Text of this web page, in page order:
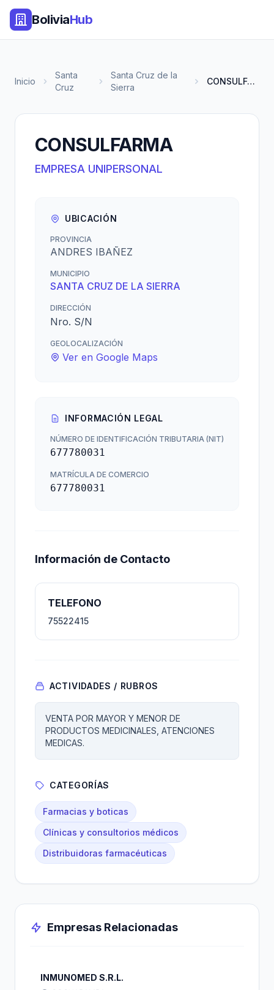
BoliviaHub
Inicio
Santa
Cruz
Santa Cruz de la
Sierra
CONSULFARMA
CONSULFARMA
EMPRESA UNIPERSONAL
UBICACIÓN
PROVINCIA
ANDRES IBAÑEZ
MUNICIPIO
SANTA CRUZ DE LA SIERRA
DIRECCIÓN
Nro. S/N
GEOLOCALIZACIÓN
Ver en Google Maps
INFORMACIÓN LEGAL
NÚMERO DE IDENTIFICACIÓN TRIBUTARIA (NIT)
677780031
MATRÍCULA DE COMERCIO
677780031
Información de Contacto
TELEFONO
75522415
ACTIVIDADES / RUBROS
VENTA POR MAYOR Y MENOR DE
PRODUCTOS MEDICINALES, ATENCIONES
MEDICAS.
CATEGORÍAS
Farmacias y boticas
Clínicas y consultorios médicos
Distribuidoras farmacéuticas
Empresas Relacionadas
INMUNOMED S.R.L.